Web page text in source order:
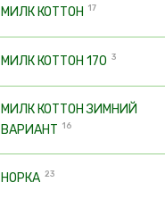
МИЛК КОТТОН 17
МИЛК КОТТОН 170 3
МИЛК КОТТОН ЗИМНИЙ
ВАРИАНТ 16
НОРКА 23